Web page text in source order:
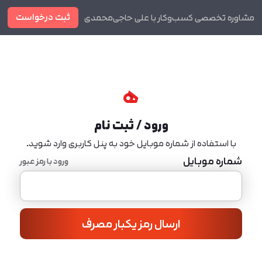
مشاوره تخصصی کسب‌وکار با علی حاجی‌محمدی ثبت درخواست
ورود / ثبت نام
با استفاده از شماره موبایل خود به پنل کاربری وارد شوید.
شماره موبایل ورود با رمز عبور
ارسال رمز یکبار مصرف